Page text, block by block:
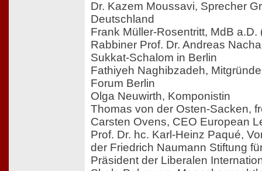
Dr. Kazem Moussavi, Sprecher
Deutschland
Frank Müller-Rosentritt, MdB a.D.
Rabbiner Prof. Dr. Andreas
Sukkat-Schalom in Berlin
Fathiyeh Naghibzadeh,
Forum Berlin
Olga Neuwirth, Komponistin
Thomas von der Osten-Sacken,
Carsten Ovens, CEO European
Prof. Dr. hc. Karl-Heinz Paqué,
der Friedrich Naumann Stiftung
Präsident der Liberalen